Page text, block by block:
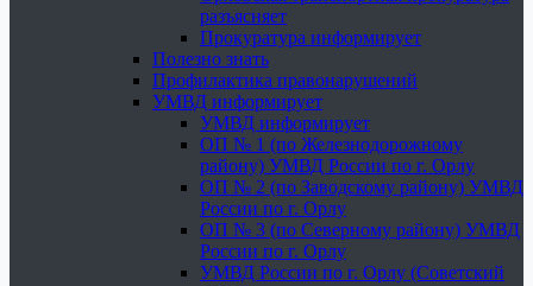
разъясняет
Прокуратура информирует
Полезно знать
Профилактика правонарушений
УМВД информирует
УМВД информирует
ОП № 1 (по Железнодорожному
району) УМВД России по г. Орлу
ОП № 2 (по Заводскому району) УМВД
России по г. Орлу
ОП № 3 (по Северному району) УМВД
России по г. Орлу
УМВД России по г. Орлу (Советский